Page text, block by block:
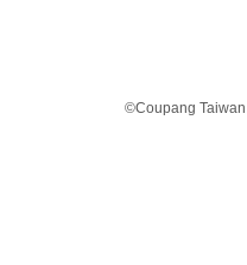
©Coupang